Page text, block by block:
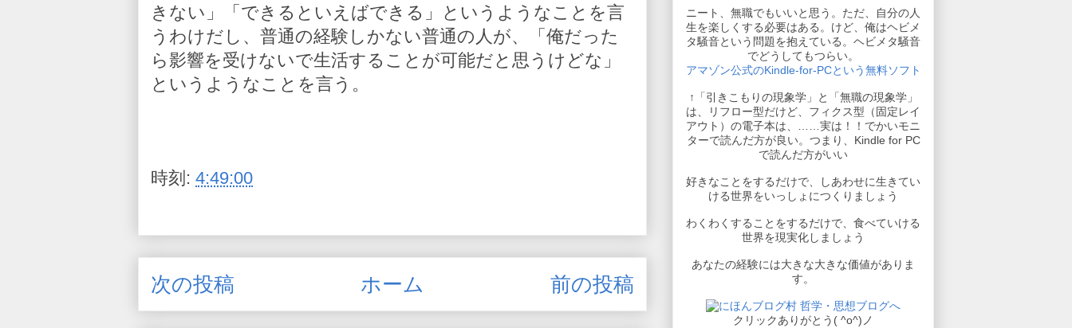
きない」「できるといえばできる」というようなことを言
うわけだし、普通の経験しかない普通の人が、「俺だった
ら影響を受けないで生活することが可能だと思うけどな」
というようなことを言う。
時刻: 4:49:00
次の投稿 前の投稿
ホーム
ニート、無職でもいいと思う。ただ、自分の人
生を楽しくする必要はある。けど、俺はヘビメ
タ騒音という問題を抱えている。ヘビメタ騒音
でどうしてもつらい。
アマゾン公式のKindle-for-PCという無料ソフト
↑「引きこもりの現象学」と「無職の現象学」
は、リフロー型だけど、フィクス型（固定レイ
アウト）の電子本は、……実は！！でかいモニ
ターで読んだ方が良い。つまり、Kindle for PC
で読んだ方がいい
好きなことをするだけで、しあわせに生きてい
ける世界をいっしょにつくりましょう
わくわくすることをするだけで、食べていける
世界を現実化しましょう
あなたの経験には大きな大きな価値がありま
す。
クリックありがとう( ^o^)ノ